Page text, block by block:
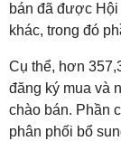
bán đã được
khác, trong đó
Cụ thể, hơn
đăng ký mua và
chào bán. Phần
phân phối bổ